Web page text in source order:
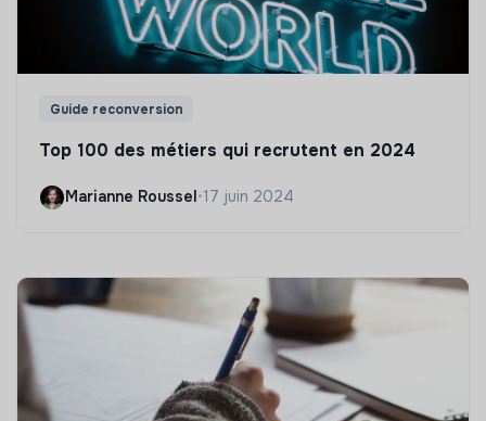
Guide reconversion
Top 100 des métiers qui recrutent en 2024
Marianne Roussel•17 juin 2024